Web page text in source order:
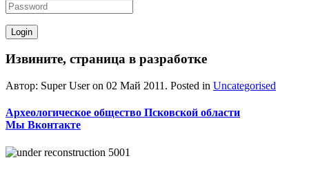
Извините, страница в разработке
Автор: Super User on 02 Май 2011 . Posted in Uncategorised
Археологическое общество Псковской области
Мы Вконтакте